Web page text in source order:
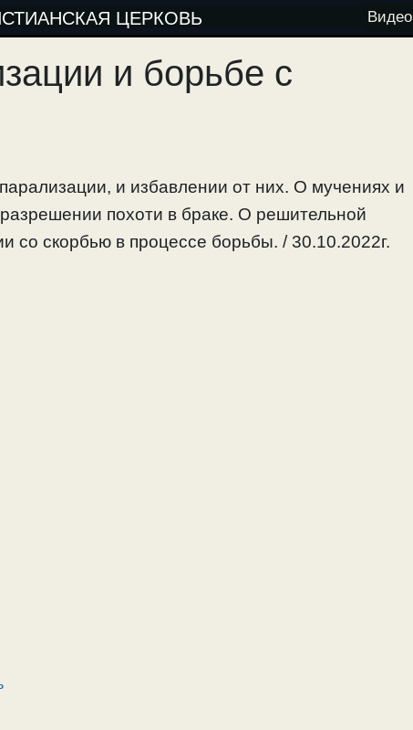
ЦЕРКОВЬ Видео
и борьбе с
и избавлении от них. О мучениях и
похоти в браке. О решительной
со скорбью в процессе борьбы. / 30.10.2022г.